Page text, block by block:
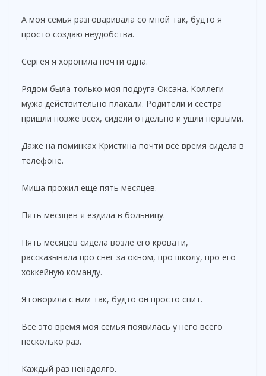
А моя семья разговаривала со мной так, будто я
просто создаю неудобства.
Сергея я хоронила почти одна.
Рядом была только моя подруга Оксана. Коллеги
мужа действительно плакали. Родители и сестра
пришли позже всех, сидели отдельно и ушли первыми.
Даже на поминках Кристина почти всё время сидела в
телефоне.
Миша прожил ещё пять месяцев.
Пять месяцев я ездила в больницу.
Пять месяцев сидела возле его кровати,
рассказывала про снег за окном, про школу, про его
хоккейную команду.
Я говорила с ним так, будто он просто спит.
Всё это время моя семья появилась у него всего
несколько раз.
Каждый раз ненадолго.